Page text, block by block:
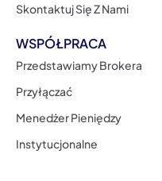
Skontaktuj Się Z Nami
WSPÓŁPRACA
Przedstawiamy Brokera
Przyłączać
Menedżer Pieniędzy
Instytucjonalne